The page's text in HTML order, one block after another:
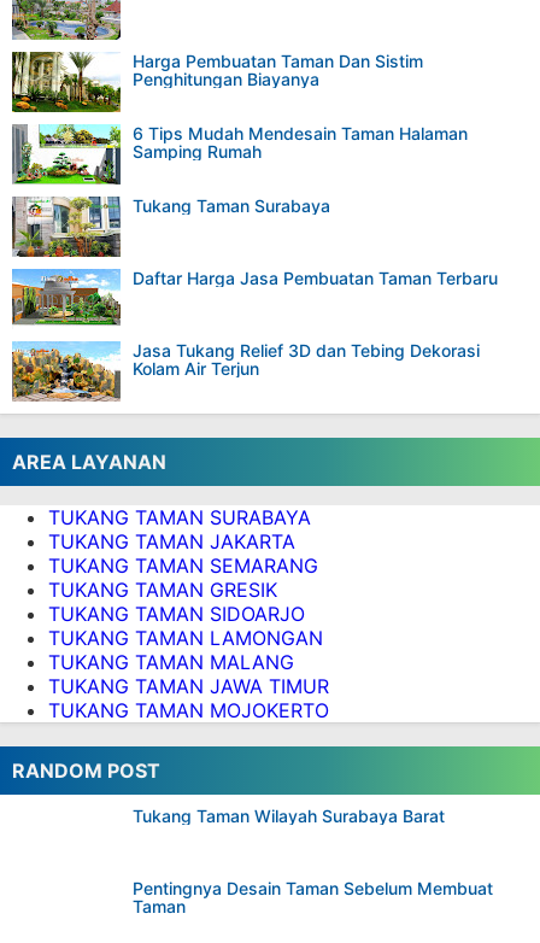
Harga Pembuatan Taman Dan Sistim
Penghitungan Biayanya
6 Tips Mudah Mendesain Taman Halaman
Samping Rumah
Tukang Taman Surabaya
Daftar Harga Jasa Pembuatan Taman Terbaru
Jasa Tukang Relief 3D dan Tebing Dekorasi
Kolam Air Terjun
AREA LAYANAN
TUKANG TAMAN SURABAYA
TUKANG TAMAN JAKARTA
TUKANG TAMAN SEMARANG
TUKANG TAMAN GRESIK
TUKANG TAMAN SIDOARJO
TUKANG TAMAN LAMONGAN
TUKANG TAMAN MALANG
TUKANG TAMAN JAWA TIMUR
TUKANG TAMAN MOJOKERTO
RANDOM POST
Tukang Taman Wilayah Surabaya Barat
Pentingnya Desain Taman Sebelum Membuat
Taman